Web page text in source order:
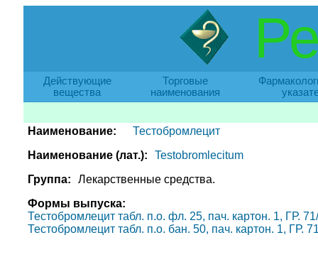
Действующие
вещества
Торговые
наименования
Наименование:
Тестобромлецит
Наименование (лат.):
Testobromlecitum
Группа:
Лекарственные средства.
Формы выпуска:
Тестобромлецит табл. п.о. фл. 25, пач. картон. 1, ГР.
Тестобромлецит табл. п.о. бан. 50, пач. картон. 1, ГР.